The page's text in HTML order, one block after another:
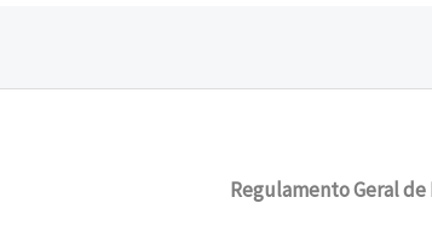
Regulamento Geral de